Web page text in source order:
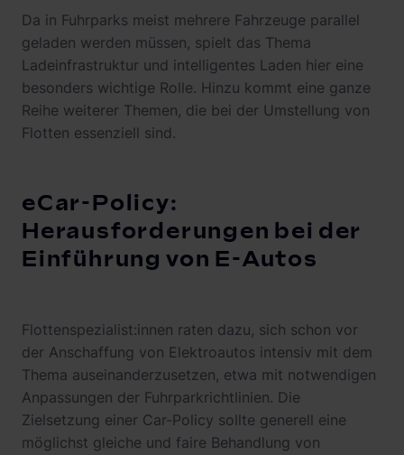
Da in Fuhrparks meist mehrere Fahrzeuge parallel
geladen werden müssen, spielt das Thema
Ladeinfrastruktur und intelligentes Laden hier eine
besonders wichtige Rolle. Hinzu kommt eine ganze
Reihe weiterer Themen, die bei der Umstellung von
Flotten essenziell sind.
eCar-Policy:
Herausforderungen bei der
Einführung von E-Autos
Flottenspezialist:innen raten dazu, sich schon vor
der Anschaffung von Elektroautos intensiv mit dem
Thema auseinanderzusetzen, etwa mit notwendigen
Anpassungen der Fuhrparkrichtlinien. Die
Zielsetzung einer Car-Policy sollte generell eine
möglichst gleiche und faire Behandlung von